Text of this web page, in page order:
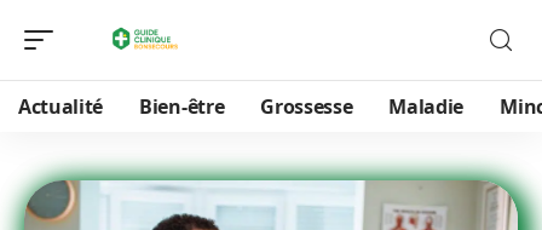
Actualité Bien-être Grossesse Maladie